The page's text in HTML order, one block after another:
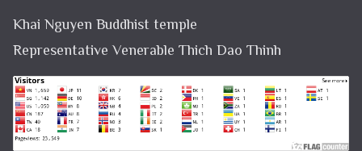
Khai Nguyen Buddhist temple
Representative Venerable Thich Dao Thinh